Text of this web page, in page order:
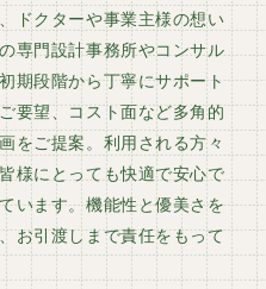
ドクターや事業主様の想い
専門設計事務所やコンサル
期段階から丁寧にサポート
要望、コスト面など多角的
をご提案。利用される方々
様にとっても快適で安心で
います。機能性と優美さを
お引渡しまで責任をもって